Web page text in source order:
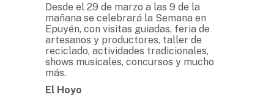
Desde el 29 de marzo a las 9 de la
mañana se celebrará la Semana en
Epuyén, con visitas guiadas, feria de
artesanos y productores, taller de
reciclado, actividades tradicionales,
shows musicales, concursos y mucho
más.
El Hoyo